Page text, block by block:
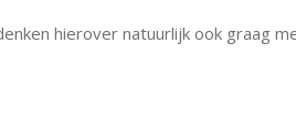
hierover natuurlijk ook graag